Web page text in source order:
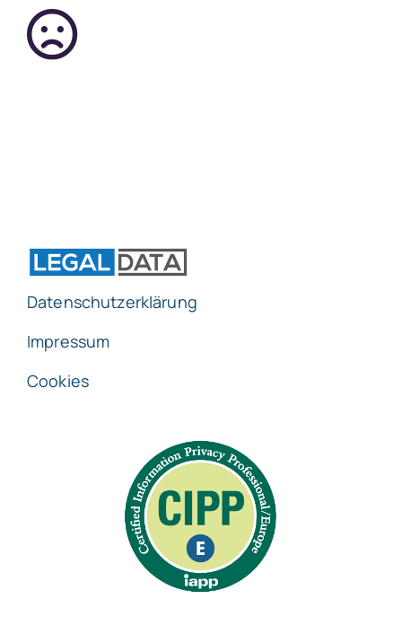
Datenschutzerklärung
Impressum
Cookies